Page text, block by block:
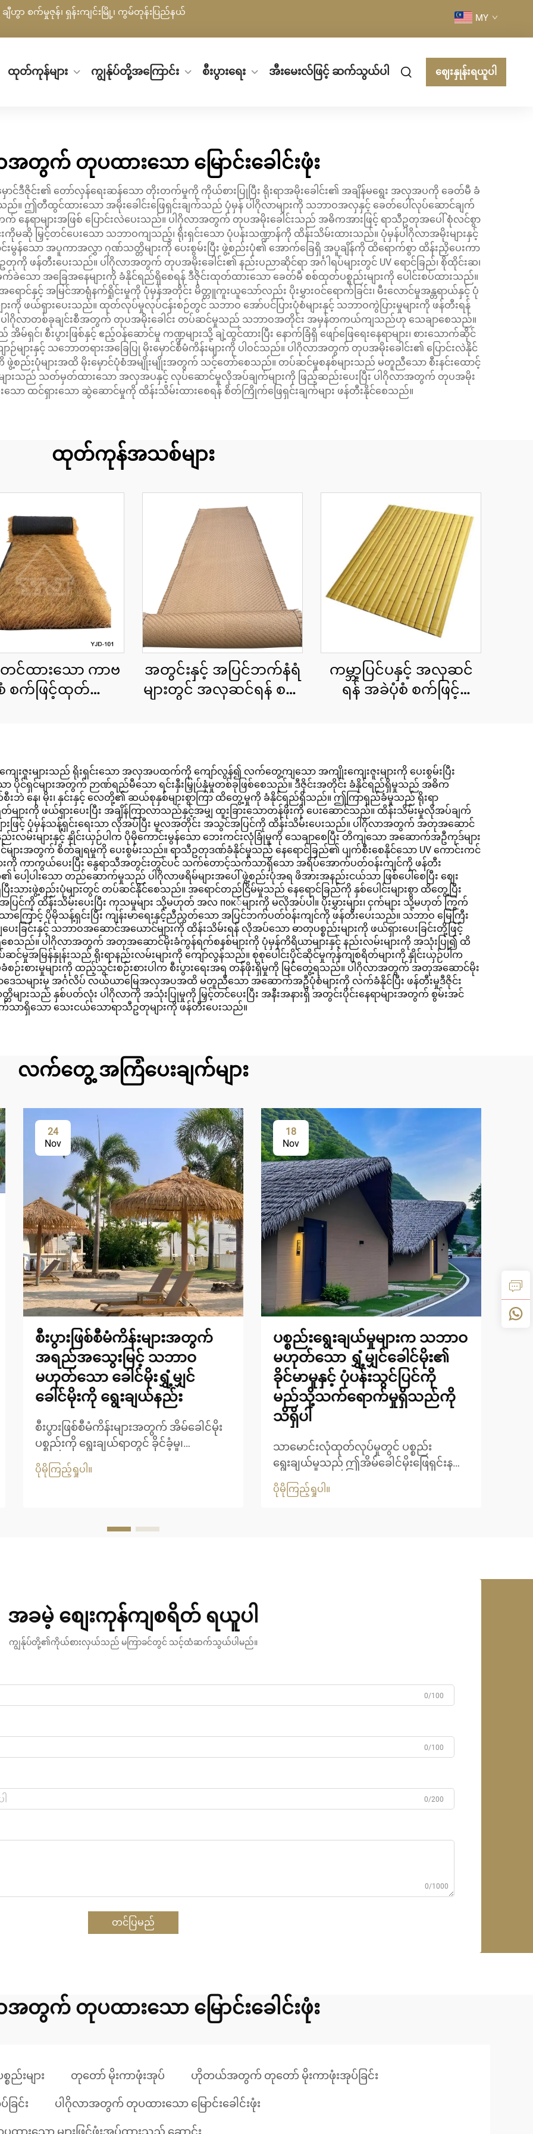
ျီဟွာ စက်မှုဇုန်၊ ရှန်းကျင်းမြို့၊ ကွမ်တုန်းပြည်နယ်
MY
ထုတ်ကုန်များ ကျွန်ုပ်တို့အကြောင်း စီးပွားရေး အီးမေးလ်ဖြင့် ဆက်သွယ်ပါ ဈေးနှုန်းရယူပါ
အတွက် တုပထားသော မြောင်းခေါင်းဖုံး
ဒီဇိုင်း၏ တော်လှန်ရေးဆန်သော တိုးတက်မှုကို ကိုယ်စားပြုပြီး ရိုးရာအမိုးခေါင်း၏ အချိန်မရွေး အလှအပကို ခေတ်မီ ခံ
။ ဤတီထွင်ထားသော အမိုးခေါင်းဖြေရှင်းချက်သည် ပုံမှန် ပါဂိုလာများကို သဘာဝအလှနှင့် ခေတ်ပေါ်လုပ်ဆောင်ချက်
က် နေရာများအဖြစ် ပြောင်းလဲပေးသည်။ ပါဂိုလာအတွက် တုပအမိုးခေါင်းသည် အဓိကအားဖြင့် ရာသီဥတုအပေါ် စုံလင်စွာ
ကိုမဆို မြှင့်တင်ပေးသော သဘာဝကျသည့်၊ ရိုးရှင်းသော ပုံပန်းသဏ္ဍာန်ကို ထိန်းသိမ်းထားသည်။ ပုံမှန်ပါဂိုလာအမိုးများနှင့်
သော အပူကာအလွှာ ဂုဏ်သတ္တိများကို ပေးစွမ်းပြီး ဖွဲ့စည်းပုံ၏ အောက်ခြေရှိ အပူချိန်ကို ထိရောက်စွာ ထိန်းညှိပေးကာ
ဖန်တီးပေးသည်။ ပါဂိုလာအတွက် တုပအမိုးခေါင်း၏ နည်းပညာဆိုင်ရာ အင်္ဂါရပ်များတွင် UV ရောင်ခြည်၊ စိုထိုင်းဆ၊
သော အခြေအနေများကို ခံနိုင်ရည်ရှိစေရန် ဒီဇိုင်းထုတ်ထားသော ခေတ်မီ စစ်ထုတ်ပစ္စည်းများကို ပေါင်းစပ်ထားသည်။
ရောင်နှင့် အမြင်အာရုံနက်ရှိုင်းမှုကို ပုံမှန်အတိုင်း မိတ္တူကူးယူသော်လည်း ပိုးမွှားဝင်ရောက်ခြင်း၊ မီးလောင်မှုအန္တရာယ်နှင့် ပုံ
ကို ဖယ်ရှားပေးသည်။ ထုတ်လုပ်မှုလုပ်ငန်းစဉ်တွင် သဘာဝ အော်ပင်ပြားပုံစံများနှင့် သဘာဝကွဲပြားမှုများကို ဖန်တီးရန်
ြီး ပါဂိုလာတစ်ခုချင်းစီအတွက် တုပအမိုးခေါင်း တပ်ဆင်မှုသည် သဘာဝအတိုင်း အမှန်တကယ်ကျသည်ဟု သေချာစေသည်။
၊ စီးပွားဖြစ်နှင့် ဧည့်ဝန်ဆောင်မှု ကဏ္ဍများသို့ ချဲ့ထွင်ထားပြီး နောက်ခြံရှိ ဖျော်ဖြေရေးနေရာများ၊ စားသောက်ဆိုင်
ျာဉ်များနှင့် သဘောတရားအခြေပြု မိုးမှောင်စီမံကိန်းများကို ပါဝင်သည်။ ပါဂိုလာအတွက် တုပအမိုးခေါင်း၏ ပြောင်းလဲနိုင်
ဖွဲ့စည်းပုံများအထိ မိုးမှောင်ပုံစံအမျိုးမျိုးအတွက် သင့်တော်စေသည်။ တပ်ဆင်မှုစနစ်များသည် မတူညီသော စီးနင်းထောင့်
င်နာများသည် သတ်မှတ်ထားသော အလှအပနှင့် လုပ်ဆောင်မှုလိုအပ်ချက်များကို ဖြည့်ဆည်းပေးပြီး ပါဂိုလာအတွက် တုပအမိုး
သော ထင်ရှားသော ဆွဲဆောင်မှုကို ထိန်းသိမ်းထားစေရန် စိတ်ကြိုက်ဖြေရှင်းချက်များ ဖန်တီးနိုင်စေသည်။
ထုတ်ကုန်အသစ်များ
င်ထားသော ကာဗ
စက်ဖြင့်ထုတ်ထား
ဆင်နိုင်ရန်
အတွင်းနှင့် အပြင်ဘက်နံရံ
များတွင် အလှဆင်ရန် စက်
ကမ္ဘာ့ပြင်ပနှင့် အလှဆင်
ရန် အခဲပုံစံ စက်ဖြင့်
းများသည် ရိုးရှင်းသော အလှအပထက်ကို ကျော်လွန်၍ လက်တွေ့ကျသော အကျိုးကျေးဇူးများကို ပေးစွမ်းပြီး
ပိုင်ရှင်များအတွက် ဉာဏ်ရည်မီသော ရင်းနှီးမြှုပ်နှံမှုတစ်ခုဖြစ်စေသည်။ ဒီဇိုင်းအတိုင်း ခံနိုင်ရည်ရှိမှုသည် အဓိက
က်စီးဘဲ နေ၊ မိုး၊ နှင်းနှင့် လေတို့၏ ဆယ်စုနှစ်များစွာကြာ ထိတွေ့မှုကို ခံနိုင်ရည်ရှိသည်။ ဤကြာရှည်ခံမှုသည် ရိုးရာ
ျားကို ဖယ်ရှားပေးပြီး အချိန်ကြာလာသည်နှင့်အမျှ ထူးခြားသောတန်ဖိုးကို ပေးဆောင်သည်။ ထိန်းသိမ်းမှုလိုအပ်ချက်
ားဖြင့် ပုံမှန်သန့်ရှင်းရေးသာ လိုအပ်ပြီး မူလအတိုင်း အသွင်အပြင်ကို ထိန်းသိမ်းပေးသည်။ ပါဂိုလာအတွက် အတုအဆောင်
းများနှင့် နှိုင်းယှဉ်ပါက ပိုမိုကောင်းမွန်သော ဘေးကင်းလုံခြုံမှုကို သေချာစေပြီး တိကျသော အဆောက်အဦကုဒ်များ
များအတွက် စိတ်ချရမှုကို ပေးစွမ်းသည်။ ရာသီဥတုဒဏ်ခံနိုင်မှုသည် နေရောင်ခြည်၏ ပျက်စီးစေနိုင်သော UV ကောင်းကင်
ျားကို ကာကွယ်ပေးပြီး နွေရာသီအတွင်းတွင်ပင် သက်တောင့်သက်သာရှိသော အရိပ်အောက်ပတ်ဝန်းကျင်ကို ဖန်တီး
ပါးသော တည်ဆောက်မှုသည် ပါဂိုလာဖရိမ်များအပေါ် ဖွဲ့စည်းပုံအရ ဖိအားအနည်းငယ်သာ ဖြစ်ပေါ်စေပြီး ဈေး
ြီးသားဖွဲ့စည်းပုံများတွင် တပ်ဆင်နိုင်စေသည်။ အရောင်တည်ငြိမ်မှုသည် နေရောင်ခြည်ကို နှစ်ပေါင်းများစွာ ထိတွေ့ပြီး
င်ကို ထိန်းသိမ်းပေးပြီး ကုသမှုများ သို့မဟုတ် အလ пок်များကို မလိုအပ်ပါ။ ပိုးမွှားများ၊ ငှက်များ သို့မဟုတ် ကြွက်
ာကြောင့် ပိုမိုသန့်ရှင်းပြီး ကျန်းမာရေးနှင့်ညီညွတ်သော အပြင်ဘက်ပတ်ဝန်းကျင်ကို ဖန်တီးပေးသည်။ သဘာဝ မြေကြီး
ခြင်းနှင့် သဘာဝအဆောင်အယောင်များကို ထိန်းသိမ်းရန် လိုအပ်သော ဓာတုပစ္စည်းများကို ဖယ်ရှားပေးခြင်းတို့ဖြင့်
စေသည်။ ပါဂိုလာအတွက် အတုအဆောင်မိုးခံကွန်ရက်စနစ်များကို ပုံမှန်ကိရိယာများနှင့် နည်းလမ်းများကို အသုံးပြု၍ ထိ
မှုအမြန်နှုန်းသည် ရိုးရာနည်းလမ်းများကို ကျော်လွန်သည်။ စုစုပေါင်းပိုင်ဆိုင်မှုကုန်ကျစရိတ်များကို နှိုင်းယှဉ်ပါက
ခံစဉ်းစားမှုများကို ထည့်သွင်းစဉ်းစားပါက စီးပွားရေးအရ တန်ဖိုးရှိမှုကို မြင်တွေ့ရသည်။ ပါဂိုလာအတွက် အတုအဆောင်မိုး
ဒေသများမှ အင်္ဂလိပ် လယ်ယာမြေအလှအပအထိ မတူညီသော အဆောက်အဦပုံစံများကို လက်ခံနိုင်ပြီး ဖန်တီးမှုဒီဇိုင်း
းသည် နှစ်ပတ်လုံး ပါဂိုလာကို အသုံးပြုမှုကို မြှင့်တင်ပေးပြီး အနီးအနားရှိ အတွင်းပိုင်းနေရာများအတွက် စွမ်းအင်
သာရှိသော သေးငယ်သောရာသီဥတုများကို ဖန်တီးပေးသည်။
လက်တွေ့ အကြံပေးချက်များ
24
Nov
စီးပွားဖြစ်စီမံကိန်းများအတွက်
အရည်အသွေးမြင့် သဘာဝ
မဟုတ်သော ခေါင်မိုးရွှံ့မျှင်
ခေါင်မိုးကို ရွေးချယ်နည်း
စီးပွားဖြစ်စီမံကိန်းများအတွက် အိမ်ခေါင်မိုး
ပစ္စည်းကို ရွေးချယ်ရာတွင် ခိုင်ခံ့မှု၊
ဂရုတစိုက်စဉ်းစားရန် လိုအပ်ပါသည်။ မူရင်း
ပိုမိုကြည့်ရှုပါ။
18
Nov
ပစ္စည်းရွေးချယ်မှုများက သဘာဝ
မဟုတ်သော ရွှံ့မျှင်ခေါင်မိုး၏
ခိုင်မာမှုနှင့် ပုံပန်းသွင်ပြင်ကို
မည်သို့သက်ရောက်မှုရှိသည်ကို
သိရှိပါ
သာမောင်းလုံထုတ်လုပ်မှုတွင် ပစ္စည်း
ရွေးချယ်မှုသည် ဤအိမ်ခေါင်မိုးဖြေရှင်းနည်း
ဆောင်မှုကို ဆုံးဖြတ်ရာတွင် အရေးပါသော
ပိုမိုကြည့်ရှုပါ။
အခမဲ့ စျေးကုန်ကျစရိတ် ရယူပါ
ကျွန်ုပ်တို့၏ကိုယ်စားလှယ်သည် မကြာခင်တွင် သင့်ထံဆက်သွယ်ပါမည်။
0/100
0/100
0/200
0/1000
တင်ပြမည်
အတွက် တုပထားသော မြောင်းခေါင်းဖုံး
းများ တုတော် မိုးကာဖုံးအုပ် ဟိုတယ်အတွက် တုတော် မိုးကာဖုံးအုပ်ခြင်း
ြင်း ပါဂိုလာအတွက် တုပထားသော မြောင်းခေါင်းဖုံး
းသော မျှားဖြင့်ဖုံးအုပ်ထားသည့် ဆောင်း